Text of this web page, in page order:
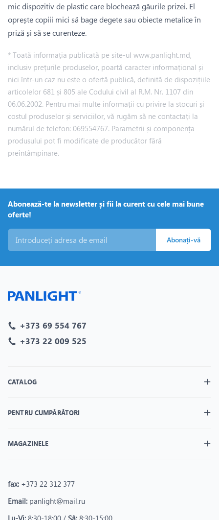
mic dispozitiv de plastic care blochează găurile prizei. El
oprește copiii mici să bage degete sau obiecte metalice în
priză și să se curenteze.
* Toată informația publicată pe site-ul www.panlight.md,
inclusiv prețurile produselor, poartă caracter informațional și
nici într-un caz nu este o ofertă publică, definită de dispozițiile
articolelor 681 și 805 ale Codului civil al R.M. Nr. 1107 din
06.06.2002. Pentru mai multe informații cu privire la stocuri și
costul produselor și serviciilor, vă rugăm să ne contactați la
numărul de telefon: 069554767. Parametrii și componența
produsului pot fi modificate de producător fără
preîntâmpinare.
Abonează-te la newsletter și fii la curent cu cele mai bune
oferte!
Abonați-vă
+373 69 554 767
+373 22 009 525
CATALOG
PENTRU CUMPĂRĂTORI
MAGAZINELE
fax: +373 22 312 377
Email: panlight@mail.ru